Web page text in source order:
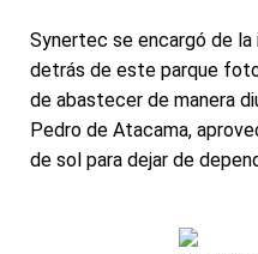
Synertec se encargó de
detrás de este parque
de abastecer de manera
Pedro de Atacama,
de sol para dejar de